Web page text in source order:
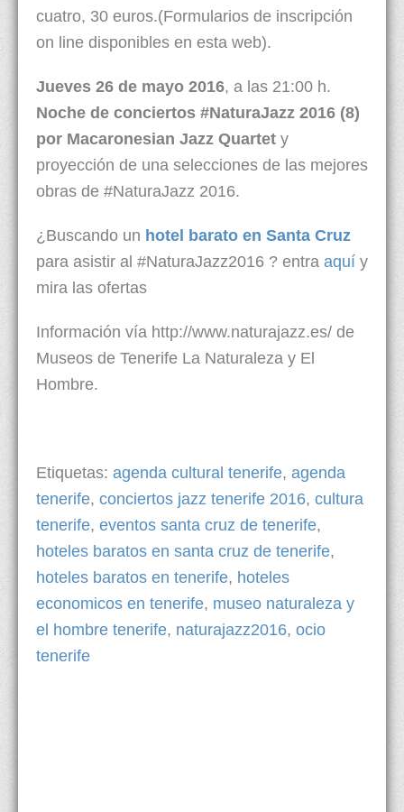
cuatro, 30 euros.(Formularios de inscripción
on line disponibles en esta web).
Jueves 26 de mayo 2016, a las 21:00 h.
Noche de conciertos #NaturaJazz 2016 (8)
por Macaronesian Jazz Quartet y
proyección de una selecciones de las mejores
obras de #NaturaJazz 2016.
¿Buscando un hotel barato en Santa Cruz
para asistir al #NaturaJazz2016 ? entra aquí y
mira las ofertas
Información vía http://www.naturajazz.es/ de
Museos de Tenerife La Naturaleza y El
Hombre.
Etiquetas: agenda cultural tenerife, agenda
tenerife, conciertos jazz tenerife 2016, cultura
tenerife, eventos santa cruz de tenerife,
hoteles baratos en santa cruz de tenerife,
hoteles baratos en tenerife, hoteles
economicos en tenerife, museo naturaleza y
el hombre tenerife, naturajazz2016, ocio
tenerife